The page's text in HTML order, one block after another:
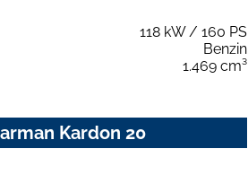
118 kW / 160 PS
Benzin
1.469 cm³
Kardon 20